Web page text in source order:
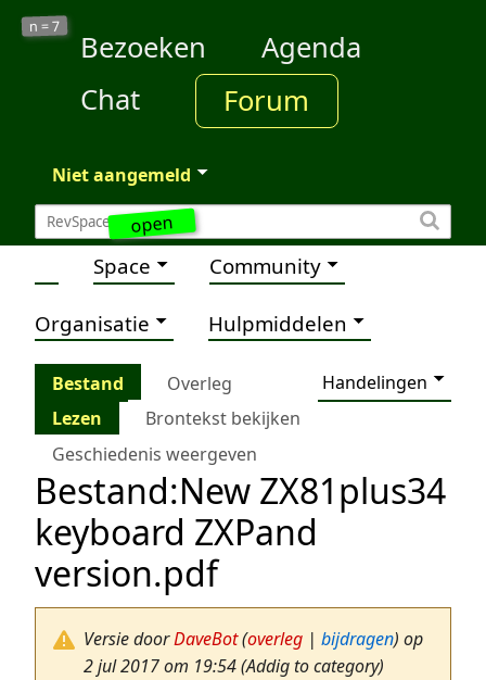
open
n =7
Bezoeken
Agenda
Chat
Forum
Niet aangemeld
Space Community
Organisatie Hulpmiddelen
Bestand Overleg
Handelingen
Lezen
Brontekst bekijken
Geschiedenis weergeven
Bestand:New ZX81plus34
keyboard ZXPand
version.pdf
Versie doorDaveBot(overleg | bijdragen) op
2 jul 2017 om 19:54(Addig to category)